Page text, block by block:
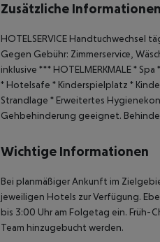
Zusätzliche Informationen
HOTELSERVICE Handtuchwechsel
Gegen Gebühr: Zimmerservice,
inklusive *** HOTELMERKMALE* Spa
* Hotelsafe * Kinderspielplatz *
Strandlage * Erweitertes
Gehbehinderung geeignet.
Wichtige Informationen
Bei planmäßiger Ankunft im
jeweiligen Hotels zur Verfügung.
bis 3:00 Uhr am Folgetag ein. Früh-
Team hinzugebucht werden.